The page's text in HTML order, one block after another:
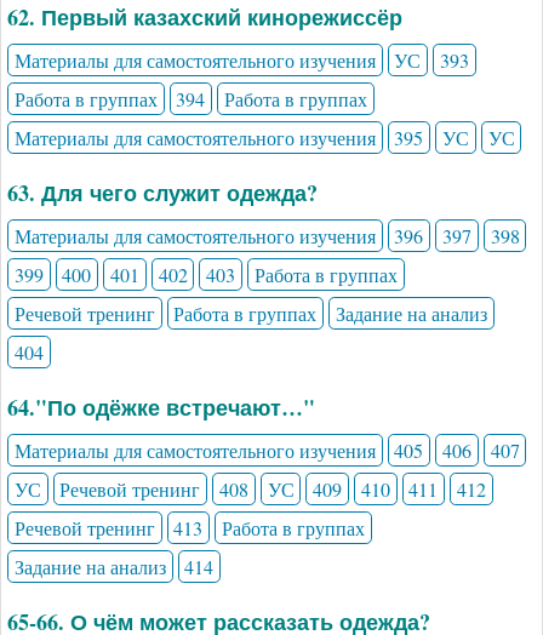
62. Первый казахский кинорежиссёр
Материалы для самостоятельного изучения УС
393
Работа в группах
394
Работа в группах
Материалы для самостоятельного изучения
395 УС УС
63. Для чего служит одежда?
Материалы для самостоятельного изучения 396 397
398
399
400 401 402 403
Работа в группах
Речевой тренинг
Работа в группах
Задание на анализ
404
64."По одёжке встречают…"
Материалы для самостоятельного изучения 405 406
407
УС
Речевой тренинг 408 УС 409 410 411
412
Речевой тренинг
413
Работа в группах
Задание на анализ
414
65-66. О чём может рассказать одежда?